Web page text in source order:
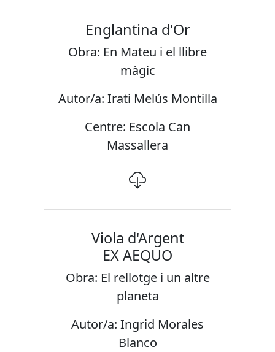
Englantina d'Or
Obra: En Mateu i el llibre
màgic
Autor/a: Irati Melús Montilla
Centre: Escola Can
Massallera
Viola d'Argent
EX AEQUO
Obra: El rellotge i un altre
planeta
Autor/a: Ingrid Morales
Blanco